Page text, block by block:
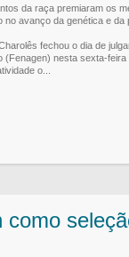
da raça premiaram os
no avanço da genética e da
fechou o dia de
(Fenagen) nesta sexta-
o...